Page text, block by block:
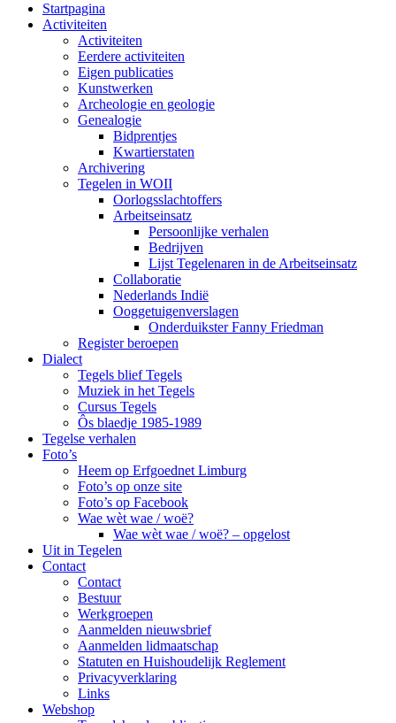
Startpagina
Activiteiten
Activiteiten
Eerdere activiteiten
Eigen publicaties
Kunstwerken
Archeologie en geologie
Genealogie
Bidprentjes
Kwartierstaten
Archivering
Tegelen in WOII
Oorlogsslachtoffers
Arbeitseinsatz
Persoonlijke verhalen
Bedrijven
Lijst Tegelenaren in de Arbeitseinsatz
Collaboratie
Nederlands Indië
Ooggetuigenverslagen
Onderduikster Fanny Friedman
Register beroepen
Dialect
Tegels blief Tegels
Muziek in het Tegels
Cursus Tegels
Ôs blaedje 1985-1989
Tegelse verhalen
Foto’s
Heem op Erfgoednet Limburg
Foto’s op onze site
Foto’s op Facebook
Wae wèt wae / woë?
Wae wèt wae / woë? – opgelost
Uit in Tegelen
Contact
Contact
Bestuur
Werkgroepen
Aanmelden nieuwsbrief
Aanmelden lidmaatschap
Statuten en Huishoudelijk Reglement
Privacyverklaring
Links
Webshop